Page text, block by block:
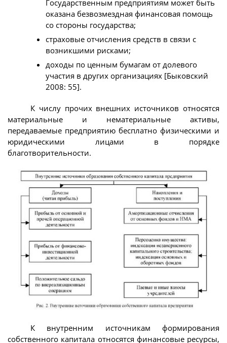
Государственным предприятиям может быть
оказана безвозмездная финансовая помощь
со стороны государства;
страховые отчисления средств в связи с
возникшими рисками;
доходы по ценным бумагам от долевого
участия в других организациях [Быковский
2008: 55].
К числу прочих внешних источников относятся
материальные и нематериальные активы,
передаваемые предприятию бесплатно физическими и
юридическими лицами в порядке
благотворительности.
К внутренним источникам формирования
собственного капитала относятся финансовые ресурсы,